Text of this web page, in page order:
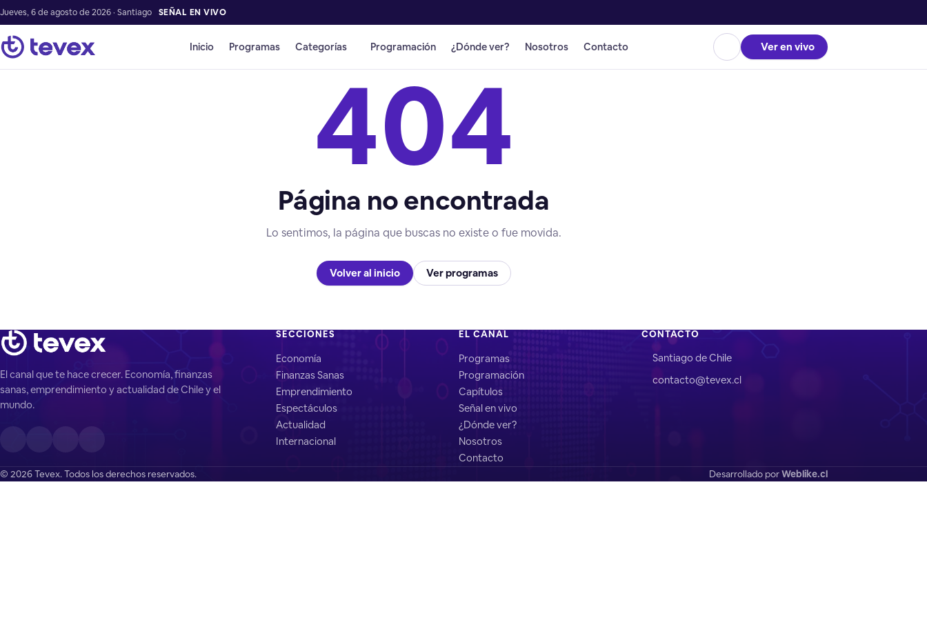
Jueves, 6 de agosto de 2026 · Santiago SEÑAL EN VIVO
Inicio Programas Categorías Programación ¿Dónde ver? Nosotros Contacto Ver en vivo
404
Página no encontrada
Lo sentimos, la página que buscas no existe o fue movida.
Volver al inicio Ver programas
El canal que te hace crecer. Economía, finanzas
sanas, emprendimiento y actualidad de Chile y el
mundo.
SECCIONES
Economía
Finanzas Sanas
Emprendimiento
Espectáculos
Actualidad
Internacional
EL CANAL
Programas
Programación
Capítulos
Señal en vivo
¿Dónde ver?
Nosotros
Contacto
CONTACTO
Santiago de Chile
contacto@tevex.cl
© 2026 Tevex. Todos los derechos reservados. Desarrollado porWeblike.cl